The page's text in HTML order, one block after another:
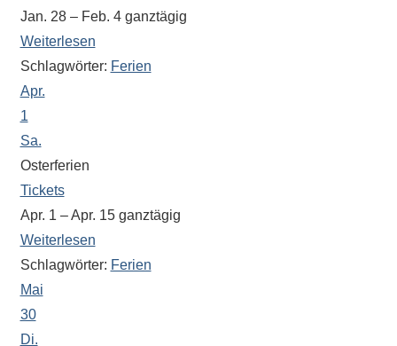
Sollten
Sie
einmal
Information
nicht
finden,
stehen
am
Ende
jeder
Seite
verschiedene
Möglichkeiten
der
Jan. 28 – Feb. 4 ganztägig
Weiterlesen
Schlagwörter: Ferien
Apr.
1
Sa.
Osterferien
Tickets
Apr. 1 – Apr. 15 ganztägig
Weiterlesen
Schlagwörter: Ferien
Mai
30
Di.